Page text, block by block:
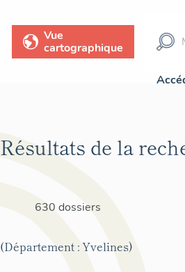
Vue
cartographique
Résultats de la
630 dossiers
(Département : Yvelines)